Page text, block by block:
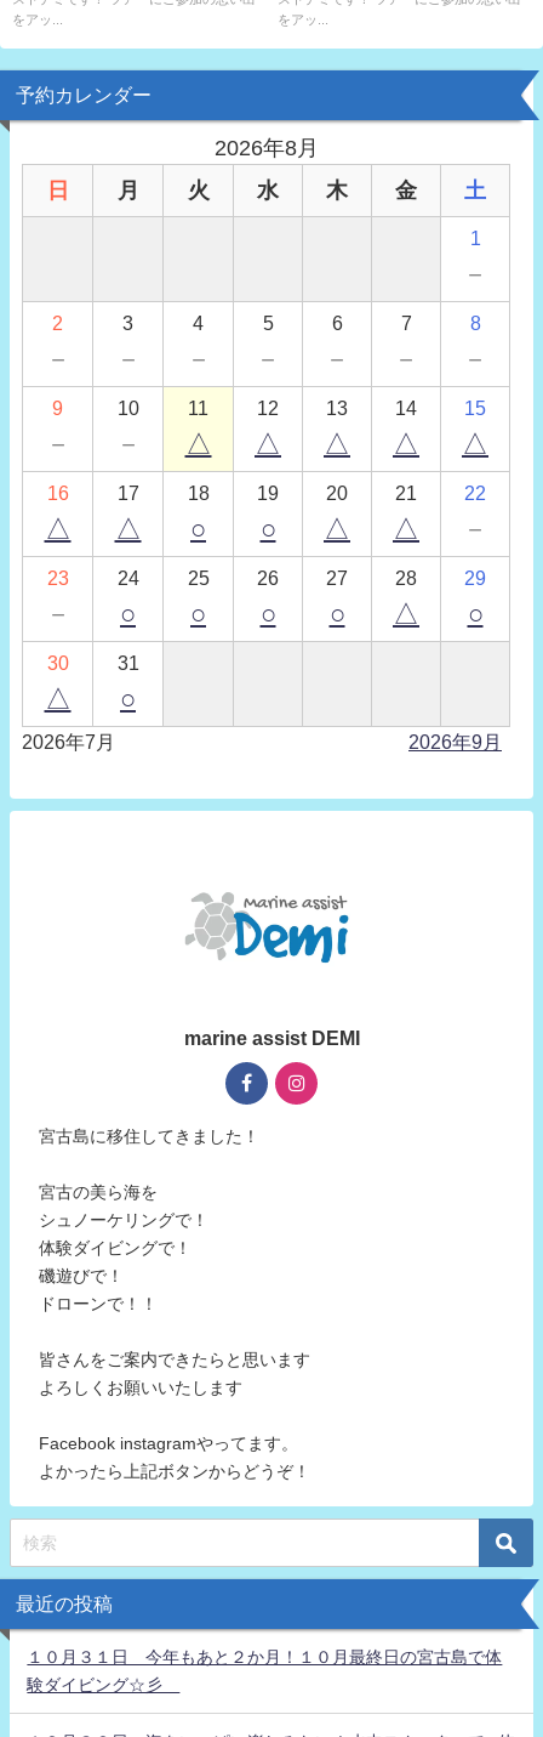
をアッ...
をアッ...
予約カレンダー
2026年8月
日
月 火 水 木 金 土
1
－
2
－
3
－
4
－
5
－
6
－
7
－
8
－
9
－
10
－
11
△
12
△
13
△
14
△
15
△
16
△
17
△
18
○
19
○
20
△
21
△
22
－
23
－
24
○
25
○
26
○
27
○
28
△
29
○
30
△
31
○
2026年7月 2026年9月
marine assist DEMI
宮古島に移住してきました！
宮古の美ら海を
シュノーケリングで！
体験ダイビングで！
磯遊びで！
ドローンで！！
皆さんをご案内できたらと思います
よろしくお願いいたします
Facebook instagramやってます。
よかったら上記ボタンからどうぞ！
最近の投稿
１０月３１日 今年もあと２か月！１０月最終日の宮古島で体
験ダイビング☆彡